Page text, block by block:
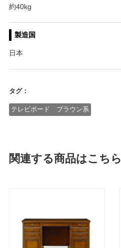
約40kg
製造国
日本
タグ：
テレビボード ブラウン系
関連する商品はこちら